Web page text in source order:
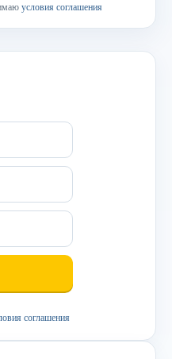
условия соглашения
соглашения